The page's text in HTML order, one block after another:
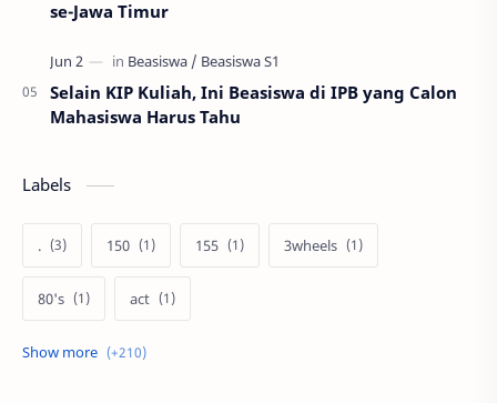
se-Jawa Timur
Selain KIP Kuliah, Ini Beasiswa di IPB yang Calon
Mahasiswa Harus Tahu
Labels
. 150 155 3wheels
80's act
afiliasi aku anak pramuka